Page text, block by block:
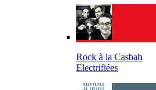
Rock à la Casbah
Electrifiées